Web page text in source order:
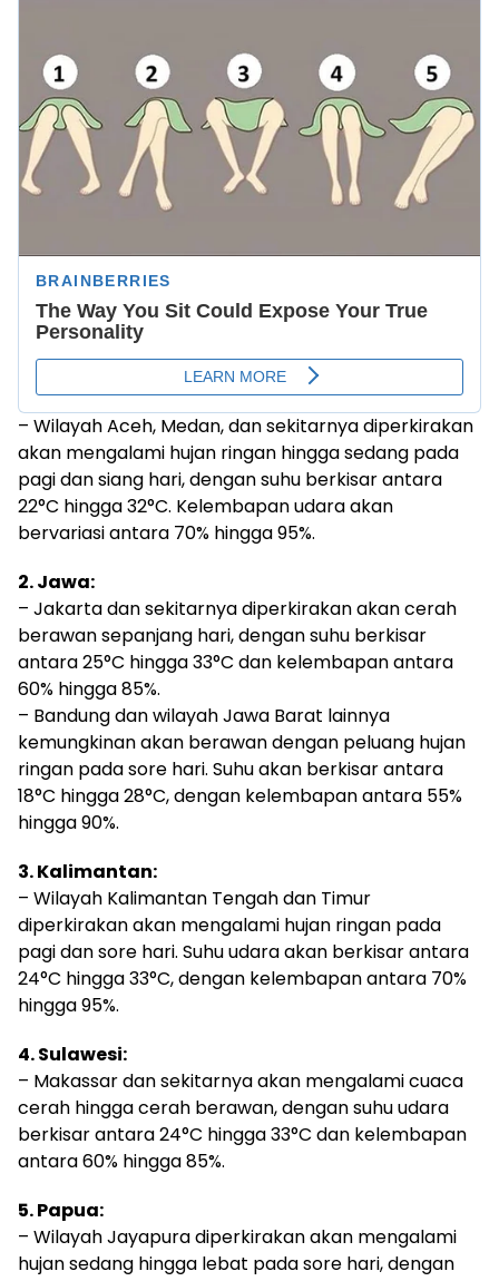
– Wilayah Aceh, Medan, dan sekitarnya diperkirakan
akan mengalami hujan ringan hingga sedang pada
pagi dan siang hari, dengan suhu berkisar antara
22°C hingga 32°C. Kelembapan udara akan
bervariasi antara 70% hingga 95%.
2. Jawa:
– Jakarta dan sekitarnya diperkirakan akan cerah
berawan sepanjang hari, dengan suhu berkisar
antara 25°C hingga 33°C dan kelembapan antara
60% hingga 85%.
– Bandung dan wilayah Jawa Barat lainnya
kemungkinan akan berawan dengan peluang hujan
ringan pada sore hari. Suhu akan berkisar antara
18°C hingga 28°C, dengan kelembapan antara 55%
hingga 90%.
3. Kalimantan:
– Wilayah Kalimantan Tengah dan Timur
diperkirakan akan mengalami hujan ringan pada
pagi dan sore hari. Suhu udara akan berkisar antara
24°C hingga 33°C, dengan kelembapan antara 70%
hingga 95%.
4. Sulawesi:
– Makassar dan sekitarnya akan mengalami cuaca
cerah hingga cerah berawan, dengan suhu udara
berkisar antara 24°C hingga 33°C dan kelembapan
antara 60% hingga 85%.
5. Papua:
– Wilayah Jayapura diperkirakan akan mengalami
hujan sedang hingga lebat pada sore hari, dengan